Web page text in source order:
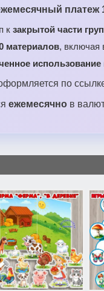
платеж
к закрытой части
материалов, включая
использование
по
ежемесячно в